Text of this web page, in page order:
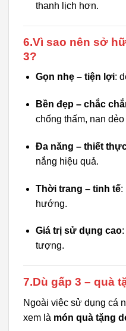
thanh lịch hơn.
6.Vì sao nên sở
3?
Gọn nhẹ – tiện lợi:
Bền đẹp – chắc
chống thấm, nan dẻo
Đa năng – thiết
nắng hiệu quả.
Thời trang – tinh tế:
hướng.
Giá trị sử dụng cao:
tượng.
7.Dù gấp 3 – quà
Ngoài việc sử dụng cá
xem là món quà tặng